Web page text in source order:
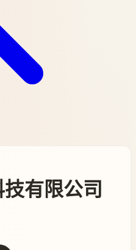
有限公司